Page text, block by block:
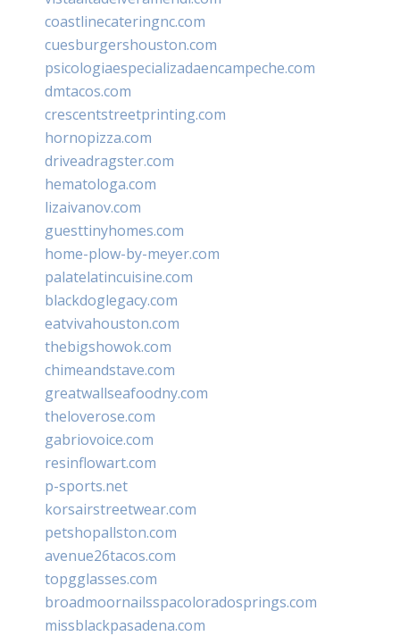
coastlinecateringnc.com
cuesburgershouston.com
psicologiaespecializadaencampeche.com
dmtacos.com
crescentstreetprinting.com
hornopizza.com
driveadragster.com
hematologa.com
lizaivanov.com
guesttinyhomes.com
home-plow-by-meyer.com
palatelatincuisine.com
blackdoglegacy.com
eatvivahouston.com
thebigshowok.com
chimeandstave.com
greatwallseafoodny.com
theloverose.com
gabriovoice.com
resinflowart.com
p-sports.net
korsairstreetwear.com
petshopallston.com
avenue26tacos.com
topgglasses.com
broadmoornailsspacoloradosprings.com
missblackpasadena.com